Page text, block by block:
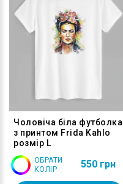
Чоловіча біла футболка
з принтом Frida Kahlo
розмір L
ОБРАТИ
КОЛІР
550 грн